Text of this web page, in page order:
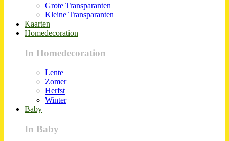
Grote Transparanten
Kleine Transparanten
Kaarten
Homedecoration
In Homedecoration
Lente
Zomer
Herfst
Winter
Baby
In Baby